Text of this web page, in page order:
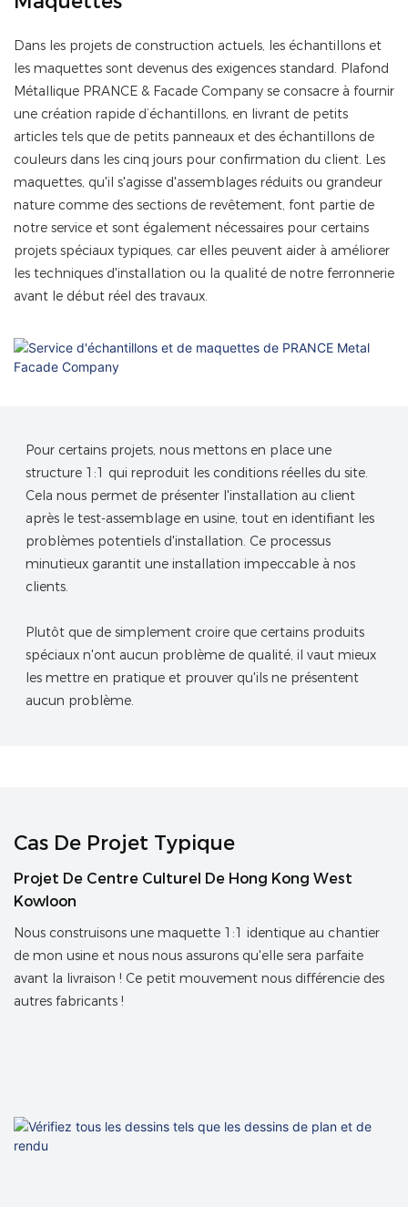
Dans les projets de construction actuels, les échantillons et
les maquettes sont devenus des exigences standard. Plafond
Métallique PRANCE & Facade Company se consacre à fournir
une création rapide d’échantillons, en livrant de petits
articles tels que de petits panneaux et des échantillons de
couleurs dans les cinq jours pour confirmation du client. Les
maquettes, qu'il s'agisse d'assemblages réduits ou grandeur
nature comme des sections de revêtement, font partie de
notre service et sont également nécessaires pour certains
projets spéciaux typiques, car elles peuvent aider à améliorer
les techniques d'installation ou la qualité de notre ferronnerie
avant le début réel des travaux.
Pour certains projets, nous mettons en place une
structure 1:1 qui reproduit les conditions réelles du site.
Cela nous permet de présenter l'installation au client
après le test-assemblage en usine, tout en identifiant les
problèmes potentiels d'installation. Ce processus
minutieux garantit une installation impeccable à nos
clients.
Plutôt que de simplement croire que certains produits
spéciaux n'ont aucun problème de qualité, il vaut mieux
les mettre en pratique et prouver qu'ils ne présentent
aucun problème.
Cas De Projet Typique
Projet De Centre Culturel De Hong Kong West
Kowloon
Nous construisons une maquette 1:1 identique au chantier
de mon usine et nous nous assurons qu'elle sera parfaite
avant la livraison ! Ce petit mouvement nous différencie des
autres fabricants !